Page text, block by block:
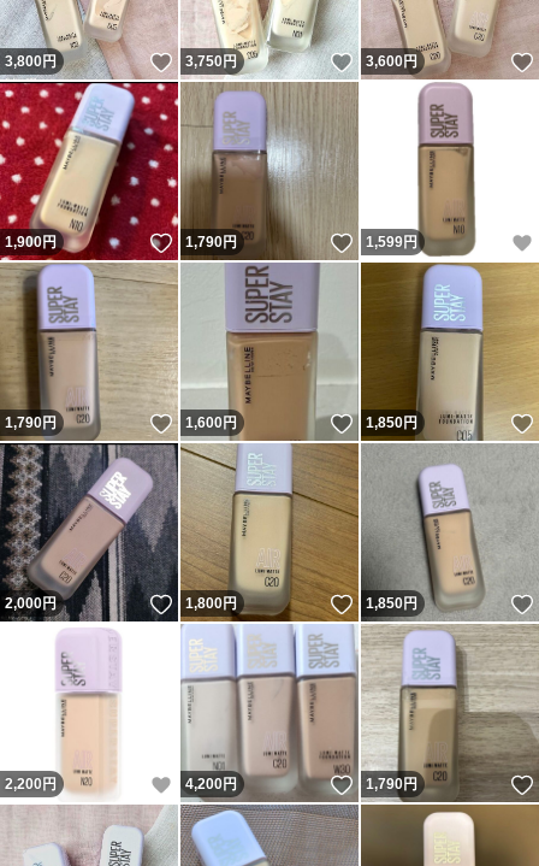
3,800円 いいね！
3,750円 いいね！
3,600円
1,900円 いいね！
1,790円 いいね！
1,599円
1,790円 いいね！
1,600円 いいね！
1,850円
2,000円 いいね！
1,800円 いいね！
1,850円
2,200 円 いいね！
4,200円 いいね！
1,790円